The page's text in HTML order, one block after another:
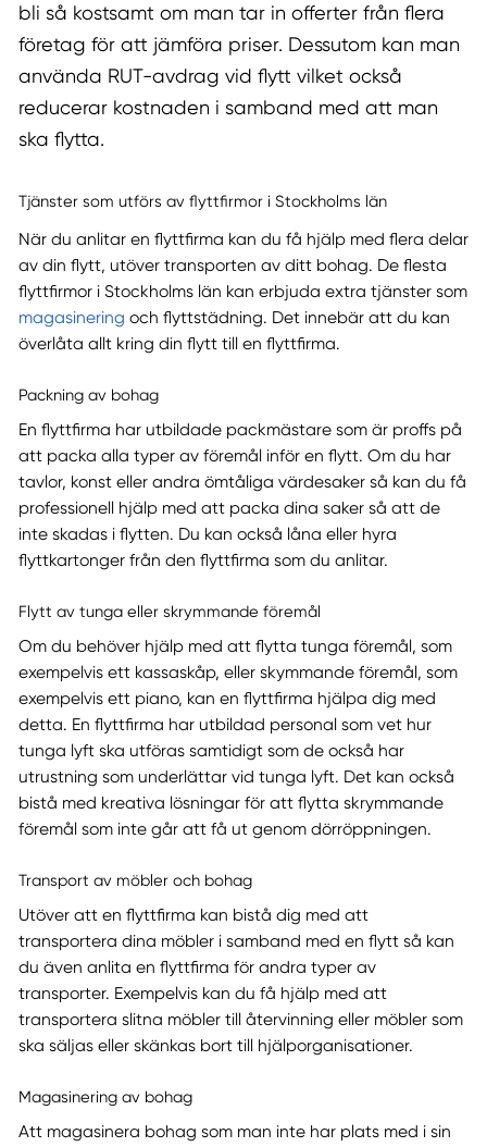
bli så kostsamt om man tar in offerter från flera
företag för att jämföra priser. Dessutom kan man
använda RUT-avdrag vid flytt vilket också
reducerar kostnaden i samband med att man
ska flytta.
Tjänster som utförs av flyttfirmor i Stockholms län
När du anlitar en flyttfirma kan du få hjälp med flera delar
av din flytt, utöver transporten av ditt bohag. De flesta
flyttfirmor i Stockholms län kan erbjuda extra tjänster som
magasinering och flyttstädning. Det innebär att du kan
överlåta allt kring din flytt till en flyttfirma.
Packning av bohag
En flyttfirma har utbildade packmästare som är proffs på
att packa alla typer av föremål inför en flytt. Om du har
tavlor, konst eller andra ömtåliga värdesaker så kan du få
professionell hjälp med att packa dina saker så att de
inte skadas i flytten. Du kan också låna eller hyra
flyttkartonger från den flyttfirma som du anlitar.
Flytt av tunga eller skrymmande föremål
Om du behöver hjälp med att flytta tunga föremål, som
exempelvis ett kassaskåp, eller skymmande föremål, som
exempelvis ett piano, kan en flyttfirma hjälpa dig med
detta. En flyttfirma har utbildad personal som vet hur
tunga lyft ska utföras samtidigt som de också har
utrustning som underlättar vid tunga lyft. Det kan också
bistå med kreativa lösningar för att flytta skrymmande
föremål som inte går att få ut genom dörröppningen.
Transport av möbler och bohag
Utöver att en flyttfirma kan bistå dig med att
transportera dina möbler i samband med en flytt så kan
du även anlita en flyttfirma för andra typer av
transporter. Exempelvis kan du få hjälp med att
transportera slitna möbler till återvinning eller möbler som
ska säljas eller skänkas bort till hjälporganisationer.
Magasinering av bohag
Att magasinera bohag som man inte har plats med i sin